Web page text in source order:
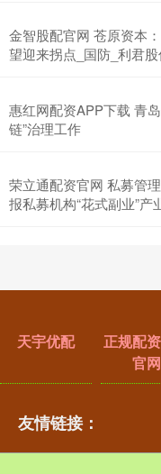
金智股配官网 苍原资本
望迎来拐点_国防_利君
惠红网配资APP下载 青
链”治理工作
荣立通配资官网 私募管
报私募机构“花式副业”产
天宇优配
正规配
官网
友情链接：